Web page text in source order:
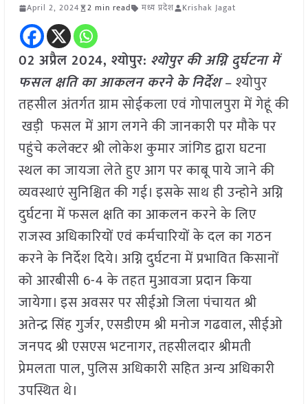
April 2, 2024 2 min read मध्य प्रदेश Krishak Jagat
02 अप्रैल 2024, श्योपुर: श्योपुर की अग्नि दुर्घटना में
फसल क्षति का आकलन करने के निर्देश– श्योपुर
तहसील अंतर्गत ग्राम सोईकला एवं गोपालपुरा में गेहूं की
खड़ी फसल में आग लगने की जानकारी पर मौके पर
पहुंचे कलेक्टर श्री लोकेश कुमार जांगिड द्वारा घटना
स्थल का जायजा लेते हुए आग पर काबू पाये जाने की
व्यवस्थाएं सुनिश्चित की गई। इसके साथ ही उन्होने अग्नि
दुर्घटना में फसल क्षति का आकलन करने के लिए
राजस्व अधिकारियों एवं कर्मचारियों के दल का गठन
करने के निर्देश दिये। अग्नि दुर्घटना में प्रभावित किसानों
को आरबीसी 6-4 के तहत मुआवजा प्रदान किया
जायेगा। इस अवसर पर सीईओ जिला पंचायत श्री
अतेन्द्र सिंह गुर्जर, एसडीएम श्री मनोज गढवाल, सीईओ
जनपद श्री एसएस भटनागर, तहसीलदार श्रीमती
प्रेमलता पाल, पुलिस अधिकारी सहित अन्य अधिकारी
उपस्थित थे।